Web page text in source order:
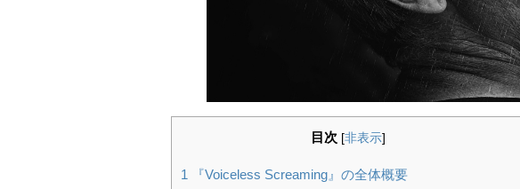
目次 [非表示]
1
『Voiceless Screaming』の全体概要